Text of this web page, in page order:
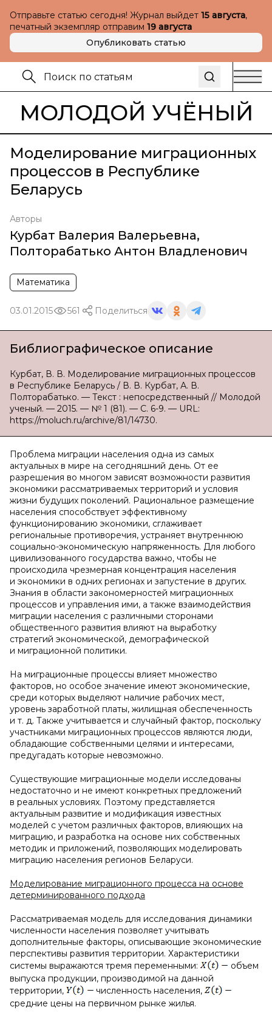
Отправьте статью сегодня! Журнал выйдет 15 августа,
печатный экземпляр отправим 19 августа
Опубликовать статью
МОЛОДОЙ УЧЁНЫЙ
Моделирование миграционных
процессов в Республике
Беларусь
Авторы
Курбат Валерия Валерьевна,
Полторабатько Антон Владленович
Математика
03.01.2015 561 Поделиться
Библиографическое описание
Курбат, В. В. Моделирование миграционных процессов
в Республике Беларусь / В. В. Курбат, А. В.
Полторабатько. — Текст : непосредственный // Молодой
ученый. — 2015. — № 1 (81). — С. 6-9. — URL:
https://moluch.ru/archive/81/14730.
Проблема миграции населения одна из самых
актуальных в мире на сегодняшний день. От ее
разрешения во многом зависят возможности развития
экономики рассматриваемых территорий и условия
жизни будущих поколений. Рациональное размещение
населения способствует эффективному
функционированию экономики, сглаживает
региональные противоречия, устраняет внутреннюю
социально-экономическую напряженность. Для любого
цивилизованного государства важно, чтобы не
происходила чрезмерная концентрация населения
и экономики в одних регионах и запустение в других.
Знания в области закономерностей миграционных
процессов и управления ими, а также взаимодействия
миграции населения с различными сторонами
общественного развития влияют на выработку
стратегий экономической, демографической
и миграционной политики.
На миграционные процессы влияет множество
факторов, но особое значение имеют экономические,
среди которых выделяют наличие рабочих мест,
уровень заработной платы, жилищная обеспеченность
и т. д. Также учитывается и случайный фактор, поскольку
участниками миграционных процессов являются люди,
обладающие собственными целями и интересами,
предугадать которые невозможно.
Существующие миграционные модели исследованы
недостаточно и не имеют конкретных предложений
в реальных условиях. Поэтому представляется
актуальным развитие и модификация известных
моделей с учетом различных факторов, влияющих на
миграцию, и разработка на основе них собственных
методик и приложений, позволяющих моделировать
миграцию населения регионов Беларуси.
Моделирование миграционного процесса на основе
детерминированного подхода
Рассматриваемая модель для исследования динамики
численности населения позволяет учитывать
дополнительные факторы, описывающие экономические
перспективы развития территории. Характеристики
системы выражаются тремя переменными:
объем
выпуска продукции, производимой на данной
территории,
численность населения,
средние цены на первичном рынке жилья.